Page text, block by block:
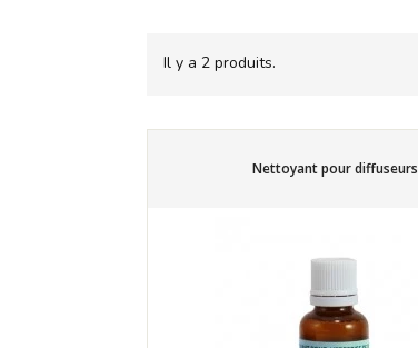
Il y a 2 produits.
Nettoyant pour diffuseurs